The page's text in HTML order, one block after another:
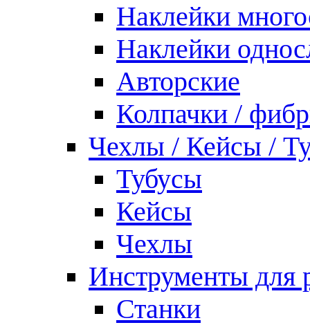
Наклейки
Наклейки
Авторские
Колпачки /
Чехлы / Кейсы /
Тубусы
Кейсы
Чехлы
Инструменты для
Станки